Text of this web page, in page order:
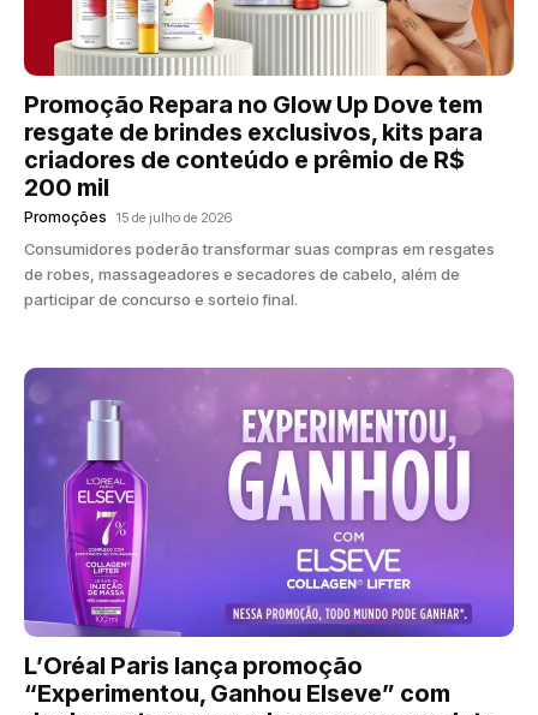
Promoção Repara no Glow Up Dove tem
resgate de brindes exclusivos, kits para
criadores de conteúdo e prêmio de R$
200 mil
Promoções 15 de julho de 2026
Consumidores poderão transformar suas compras em resgates
de robes, massageadores e secadores de cabelo, além de
participar de concurso e sorteio final.
L’Oréal Paris lança promoção
“Experimentou, Ganhou Elseve” com